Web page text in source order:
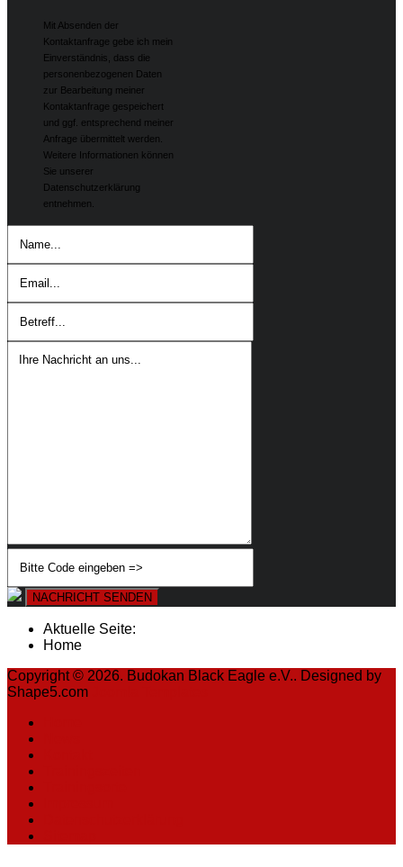
Mit Absenden der
Kontaktanfrage gebe ich mein
Einverständnis, dass die
personenbezogenen Daten
zur Bearbeitung meiner
Kontaktanfrage gespeichert
und ggf. entsprechend meiner
Anfrage übermittelt werden.
Weitere Informationen können
Sie unserer
Datenschutzerklärung
entnehmen.
NACHRICHT SENDEN
Aktuelle Seite:
Home
Copyright © 2026. Budokan Black Eagle e.V.. Designed by
Shape5.com